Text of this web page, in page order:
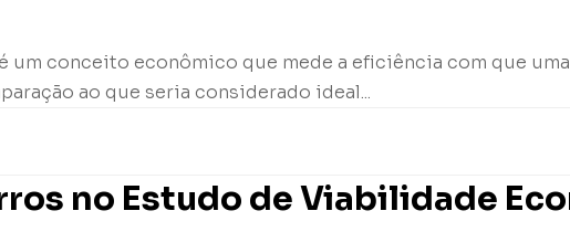
um conceito econômico que mede a eficiência com que
ao que seria considerado ideal...
no Estudo de Viabilidade